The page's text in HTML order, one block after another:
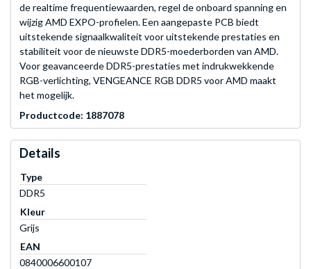
de realtime frequentiewaarden, regel de onboard spanning en
wijzig AMD EXPO-profielen. Een aangepaste PCB biedt
uitstekende signaalkwaliteit voor uitstekende prestaties en
stabiliteit voor de nieuwste DDR5-moederborden van AMD.
Voor geavanceerde DDR5-prestaties met indrukwekkende
RGB-verlichting, VENGEANCE RGB DDR5 voor AMD maakt
het mogelijk.
Productcode: 1887078
Details
Type
DDR5
Kleur
Grijs
EAN
0840006600107